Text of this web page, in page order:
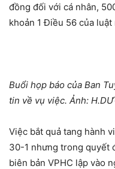
đồng đối với cá nhân,
khoản 1 Điều 56 của luật
Buổi họp báo của Ban
tin về vụ việc. Ảnh:
Việc bắt quả tang hành
30-1 nhưng trong quyết
biên bản VPHC lập vào